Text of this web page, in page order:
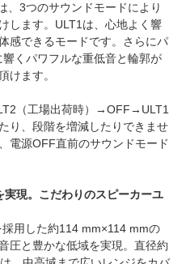
、3つのサウンドモードにより
します。ULT1は、心地よく響
感できるモードです。さらにパ
くパワフルな重低音と輪郭が
けます。
（工場出荷時）→OFF→ULT1
り、段階を増減したりできませ
電源OFF直前のサウンドモード
現。こだわりのスピーカーユ
採用した約114 mm×114 mmの
圧と豊かな低域を実現。直径約